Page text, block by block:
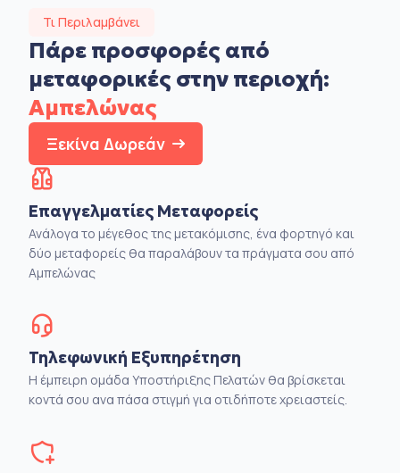
Τι Περιλαμβάνει
Πάρε προσφορές από
μεταφορικές στην περιοχή:
Αμπελώνας
Ξεκίνα Δωρεάν
Επαγγελματίες Μεταφορείς
Ανάλογα το μέγεθος της μετακόμισης, ένα φορτηγό και
δύο μεταφορείς θα παραλάβουν τα πράγματα σου από
Αμπελώνας
Τηλεφωνική Εξυπηρέτηση
Η έμπειρη ομάδα Υποστήριξης Πελατών θα βρίσκεται
κοντά σου ανα πάσα στιγμή για οτιδήποτε χρειαστείς.